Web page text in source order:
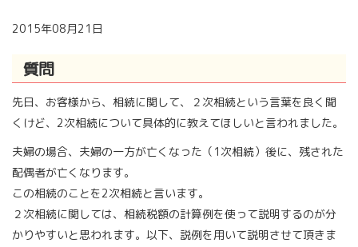
2015年08月21日
質問
先日、お客様から、相続に関して、２次相続という言葉を良く聞
くけど、2次相続について具体的に教えてほしいと言われました。
夫婦の場合、夫婦の一方が亡くなった（1次相続）後に、残された
配偶者が亡くなります。
この相続のことを2次相続と言います。
２次相続に関しては、相続税額の計算例を使って説明するのが分
かりやすいと思われます。以下、説例を用いて説明させて頂きま